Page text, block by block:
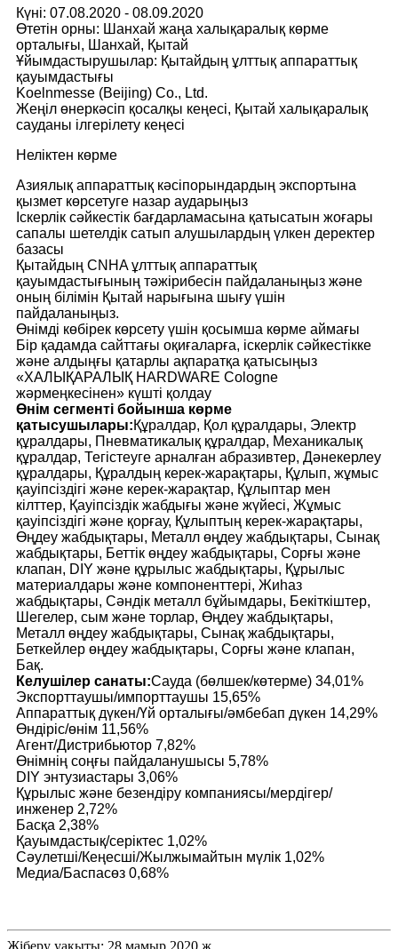
Күні: 07.08.2020 - 08.09.2020
Өтетін орны: Шанхай жаңа халықаралық көрме
орталығы, Шанхай, Қытай
Ұйымдастырушылар: Қытайдың ұлттық аппараттық
қауымдастығы
Koelnmesse (Beijing) Co., Ltd.
Жеңіл өнеркәсіп қосалқы кеңесі, Қытай халықаралық
сауданы ілгерілету кеңесі
Неліктен көрме
Азиялық аппараттық кәсіпорындардың экспортына
қызмет көрсетуге назар аударыңыз
Іскерлік сәйкестік бағдарламасына қатысатын жоғары
сапалы шетелдік сатып алушылардың үлкен деректер
базасы
Қытайдың CNHA ұлттық аппараттық
қауымдастығының тәжірибесін пайдаланыңыз және
оның білімін Қытай нарығына шығу үшін
пайдаланыңыз.
Өнімді көбірек көрсету үшін қосымша көрме аймағы
Бір қадамда сайттағы оқиғаларға, іскерлік сәйкестікке
және алдыңғы қатарлы ақпаратқа қатысыңыз
«ХАЛЫҚАРАЛЫҚ HARDWARE Cologne
жәрмеңкесінен» күшті қолдау
Өнім сегменті бойынша көрме
қатысушылары:Құралдар, Қол құралдары, Электр
құралдары, Пневматикалық құралдар, Механикалық
құралдар, Тегістеуге арналған абразивтер, Дәнекерлеу
құралдары, Құралдың керек-жарақтары, Құлып, жұмыс
қауіпсіздігі және керек-жарақтар, Құлыптар мен
кілттер, Қауіпсіздік жабдығы және жүйесі, Жұмыс
қауіпсіздігі және қорғау, Құлыптың керек-жарақтары,
Өңдеу жабдықтары, Металл өңдеу жабдықтары, Сынақ
жабдықтары, Беттік өңдеу жабдықтары, Сорғы және
клапан, DIY және құрылыс жабдықтары, Құрылыс
материалдары және компоненттері, Жиһаз
жабдықтары, Сәндік металл бұйымдары, Бекіткіштер,
Шегелер, сым және торлар, Өңдеу жабдықтары,
Металл өңдеу жабдықтары, Сынақ жабдықтары,
Беткейлер өңдеу жабдықтары, Сорғы және клапан,
Бақ.
Келушілер санаты:Сауда (бөлшек/көтерме) 34,01%
Экспорттаушы/импорттаушы 15,65%
Аппараттық дүкен/Үй орталығы/әмбебап дүкен 14,29%
Өндіріс/өнім 11,56%
Агент/Дистрибьютор 7,82%
Өнімнің соңғы пайдаланушысы 5,78%
DIY энтузиастары 3,06%
Құрылыс және безендіру компаниясы/мердігер/
инженер 2,72%
Басқа 2,38%
Қауымдастық/серіктес 1,02%
Сәулетші/Кеңесші/Жылжымайтын мүлік 1,02%
Медиа/Баспасөз 0,68%